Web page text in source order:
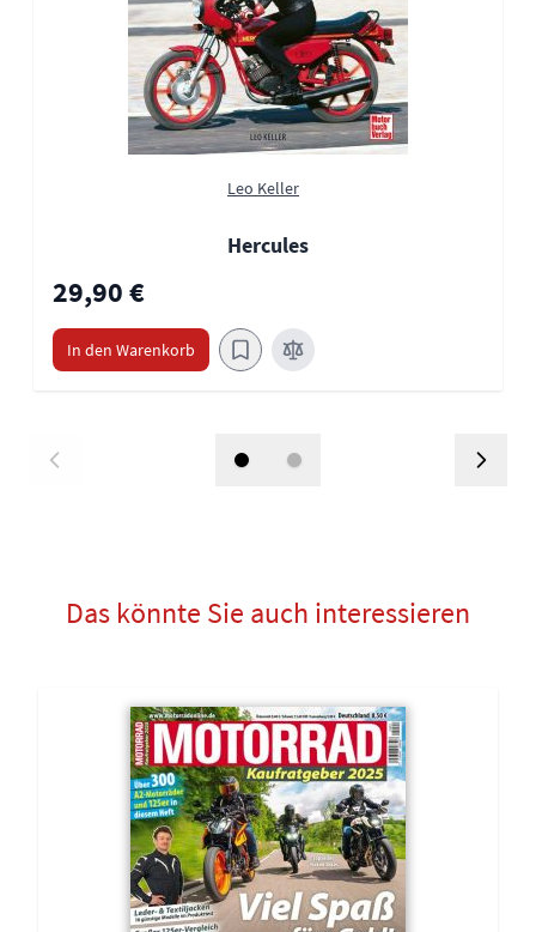
Leo Keller
Hercules
29,90 €
In den Warenkorb
Das könnte Sie auch interessieren